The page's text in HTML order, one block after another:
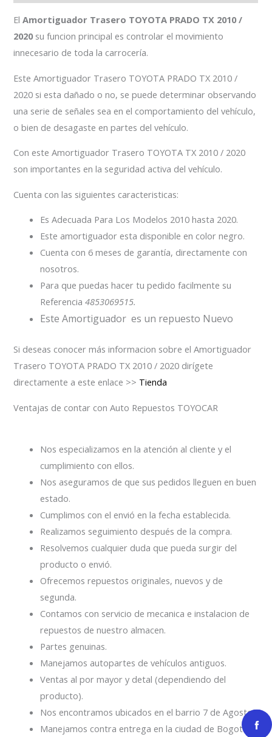
ElAmortiguador Trasero TOYOTA PRADO TX 2010 /
2020 su funcion principal es controlar el movimiento
innecesario de toda la carrocería.
Este Amortiguador Trasero TOYOTA PRADO TX 2010 /
2020 si esta dañado o no, se puede determinar observando
una serie de señales sea en el comportamiento del vehículo,
o bien de desagaste en partes del vehículo.
Con este Amortiguador Trasero TOYOTA TX 2010 / 2020
son importantes en la seguridad activa del vehículo.
Cuenta con las siguientes caracteristicas:
Es Adecuada Para Los Modelos 2010 hasta 2020.
Este amortiguador esta disponible en color negro.
Cuenta con 6 meses de garantía, directamente con
nosotros.
Para que puedas hacer tu pedido facilmente su
Referencia 4853069515.
Este Amortiguador es un repuesto Nuevo
Si deseas conocer más informacion sobre el Amortiguador
Trasero TOYOTA PRADO TX 2010 / 2020 dirígete
directamente a este enlace >> Tienda
Ventajas de contar con Auto Repuestos TOYOCAR
Nos especializamos en la atención al cliente y el
cumplimiento con ellos.
Nos aseguramos de que sus pedidos lleguen en buen
estado.
Cumplimos con el envió en la fecha establecida.
Realizamos seguimiento después de la compra.
Resolvemos cualquier duda que pueda surgir del
producto o envió.
Ofrecemos repuestos originales, nuevos y de
segunda.
Contamos con servicio de mecanica e instalacion de
repuestos de nuestro almacen.
Partes genuinas.
Manejamos autopartes de vehículos antiguos.
Ventas al por mayor y detal (dependiendo del
producto).
Nos encontramos ubicados en el barrio 7 de Agosto.
Manejamos contra entrega en la ciudad de Bogotá.